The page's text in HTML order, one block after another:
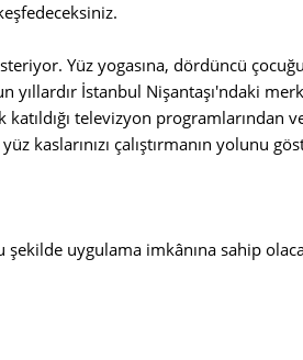
Yüz yogasına, dördüncü
İstanbul Nişantaşı'ndaki
televizyon programlarından
kaslarınızı çalıştırmanın yolunu
uygulama imkânına sahip